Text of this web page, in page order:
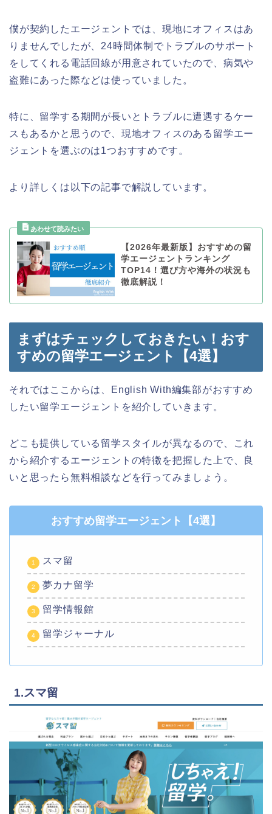
僕が契約したエージェントでは、現地にオフィスはあ
りませんでしたが、24時間体制でトラブルのサポート
をしてくれる電話回線が用意されていたので、病気や
盗難にあった際などは使っていました。
特に、留学する期間が長いとトラブルに遭遇するケー
スもあるかと思うので、現地オフィスのある留学エー
ジェントを選ぶのは1つおすすめです。
より詳しくは以下の記事で解説しています。
【2026年最新版】おすすめの留
学エージェントランキング
TOP14！選び方や海外の状況も
徹底解説！
まずはチェックしておきたい！おす
すめの留学エージェント【4選】
それではここからは、English With編集部がおすすめ
したい留学エージェントを紹介していきます。
どこも提供している留学スタイルが異なるので、これ
から紹介するエージェントの特徴を把握した上で、良
いと思ったら無料相談などを行ってみましょう。
おすすめ留学エージェント【4選】
スマ留
夢カナ留学
留学情報館
留学ジャーナル
1.スマ留